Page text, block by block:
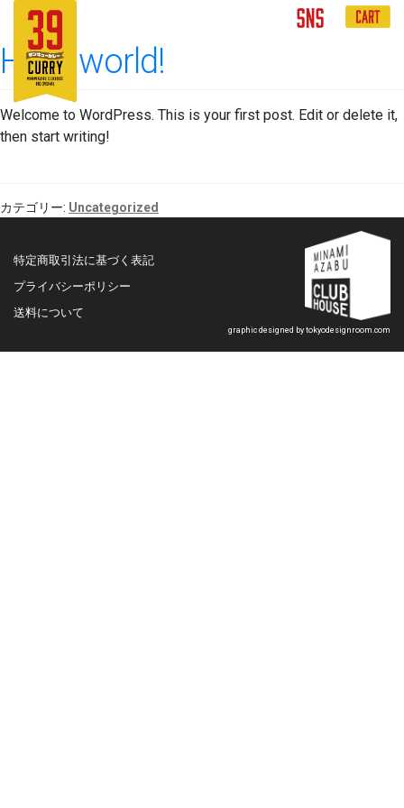
2020-08-05
に投稿 投稿者
Hello world!
Welcome to WordPress. This is your first post. Edit or delete it,
then start writing!
カテゴリー: Uncategorized
特定商取引法に基づく表記
プライバシーポリシー
送料について
graphic designed by tokyodesignroom.com